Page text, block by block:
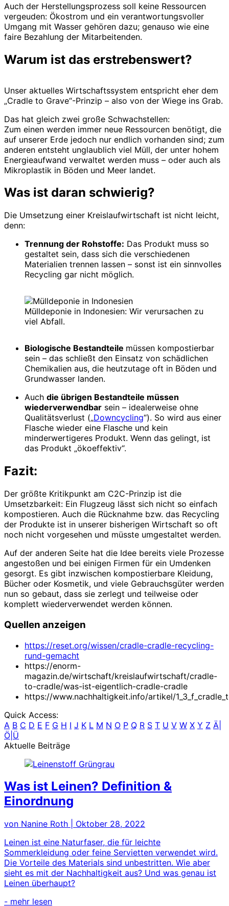
Auch der Herstellungsprozess soll keine Ressourcen
vergeuden: Ökostrom und ein verantwortungsvoller
Umgang mit Wasser gehören dazu; genauso wie eine
faire Bezahlung der Mitarbeitenden.
Warum ist das erstrebenswert?
Unser aktuelles Wirtschaftssystem entspricht eher dem
„Cradle to Grave“-Prinzip – also von der Wiege ins Grab.
Das hat gleich zwei große Schwachstellen:
Zum einen werden immer neue Ressourcen benötigt, die
auf unserer Erde jedoch nur endlich vorhanden sind; zum
anderen entsteht unglaublich viel Müll, der unter hohem
Energieaufwand verwaltet werden muss – oder auch als
Mikroplastik in Böden und Meer landet.
Was ist daran schwierig?
Die Umsetzung einer Kreislaufwirtschaft ist nicht leicht,
denn:
Trennung der Rohstoffe: Das Produkt muss so
gestaltet sein, dass sich die verschiedenen
Materialien trennen lassen – sonst ist ein sinnvolles
Recycling gar nicht möglich.
Mülldeponie in Indonesien: Wir verursachen zu
viel Abfall.
Biologische Bestandteile müssen kompostierbar
sein – das schließt den Einsatz von schädlichen
Chemikalien aus, die heutzutage oft in Böden und
Grundwasser landen.
Auch die übrigen Bestandteile müssen
wiederverwendbar sein – idealerweise ohne
Qualitätsverlust („Downcycling“). So wird aus einer
Flasche wieder eine Flasche und kein
minderwertigeres Produkt. Wenn das gelingt, ist
das Produkt „ökoeffektiv“.
Fazit:
Der größte Kritikpunkt am C2C-Prinzip ist die
Umsetzbarkeit: Ein Flugzeug lässt sich nicht so einfach
kompostieren. Auch die Rücknahme bzw. das Recycling
der Produkte ist in unserer bisherigen Wirtschaft so oft
noch nicht vorgesehen und müsste umgestaltet werden.
Auf der anderen Seite hat die Idee bereits viele Prozesse
angestoßen und bei einigen Firmen für ein Umdenken
gesorgt. Es gibt inzwischen kompostierbare Kleidung,
Bücher oder Kosmetik, und viele Gebrauchsgüter werden
nun so gebaut, dass sie zerlegt und teilweise oder
komplett wiederverwendet werden können.
Quellen anzeigen
https://reset.org/wissen/cradle-cradle-recycling-
rund-gemacht
https://enorm-
magazin.de/wirtschaft/kreislaufwirtschaft/cradle-
to-cradle/was-ist-eigentlich-cradle-cradle
https://www.nachhaltigkeit.info/artikel/
Quick Access:
A B C D E F G H I J K L M N O P Q R S T U V W X Y Z Ä|
Ö|Ü
Aktuelle Beiträge
Was ist Leinen? Definition &
Einordnung
von Nanine Roth
Oktober 28, 2022
Leinen ist eine Naturfaser, die für leichte
Sommerkleidung oder feine Servietten verwendet wird.
Die Vorteile des Materials sind unbestritten. Wie aber
sieht es mit der Nachhaltigkeit aus? Und was genau ist
Leinen überhaupt?
- mehr lesen